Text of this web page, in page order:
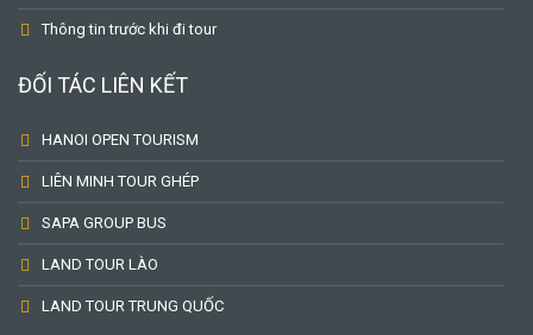
Thông tin trước khi đi tour
ĐỐI TÁC LIÊN KẾT
HANOI OPEN TOURISM
LIÊN MINH TOUR GHÉP
SAPA GROUP BUS
LAND TOUR LÀO
LAND TOUR TRUNG QUỐC